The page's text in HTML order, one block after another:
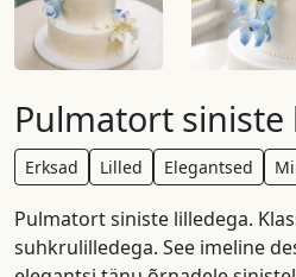
Pulmatort siniste
Erksad Lilled Elegantsed
Pulmatort siniste lilledega.
suhkrulilledega. See imeline